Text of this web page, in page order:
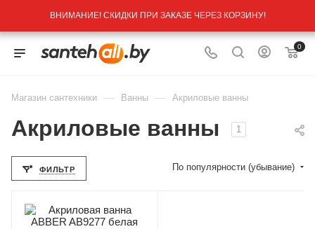
ВНИМАНИЕ! СКИДКИ ПРИ ЗАКАЗЕ ЧЕРЕЗ КОРЗИНУ!
0
Магазин сантехники — Ванны — Акриловые ванны
Акриловые ванны 1
ФИЛЬТР По популярности (убывание)